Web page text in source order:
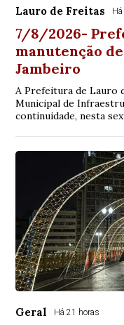
Lauro de Freitas
7/8/2026-
manutenção
Jambeiro
A Prefeitura de Lauro
Municipal de
continuidade, nesta
Geral Há 21 horas